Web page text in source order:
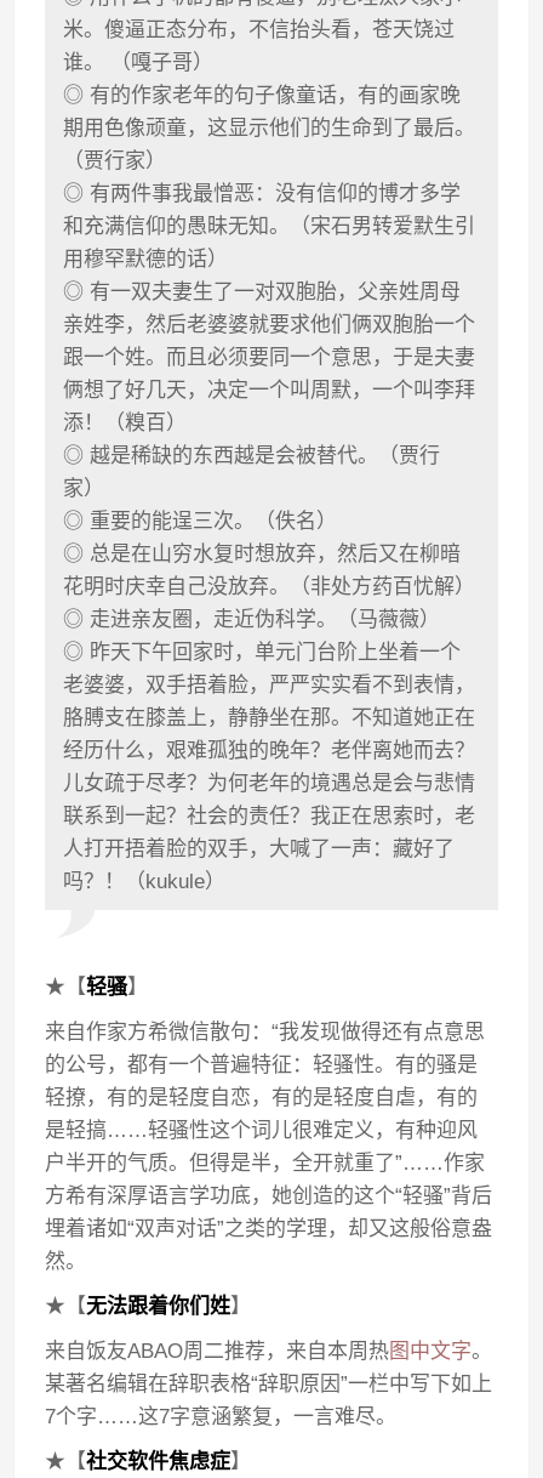
米。傻逼正态分布，不信抬头看，苍天饶过
谁。 （嘎子哥）
◎ 有的作家老年的句子像童话，有的画家晚
期用色像顽童，这显示他们的生命到了最后。
（贾行家）
◎ 有两件事我最憎恶：没有信仰的博才多学
和充满信仰的愚昧无知。（宋石男转爱默生引
用穆罕默德的话）
◎ 有一双夫妻生了一对双胞胎，父亲姓周母
亲姓李，然后老婆婆就要求他们俩双胞胎一个
跟一个姓。而且必须要同一个意思，于是夫妻
俩想了好几天，决定一个叫周默，一个叫李拜
添！（糗百）
◎ 越是稀缺的东西越是会被替代。（贾行
家）
◎ 重要的能逞三次。（佚名）
◎ 总是在山穷水复时想放弃，然后又在柳暗
花明时庆幸自己没放弃。（非处方药百忧解）
◎ 走进亲友圈，走近伪科学。（马薇薇）
◎ 昨天下午回家时，单元门台阶上坐着一个
老婆婆，双手捂着脸，严严实实看不到表情，
胳膊支在膝盖上，静静坐在那。不知道她正在
经历什么，艰难孤独的晚年？老伴离她而去？
儿女疏于尽孝？为何老年的境遇总是会与悲情
联系到一起？社会的责任？我正在思索时，老
人打开捂着脸的双手，大喊了一声：藏好了
吗？！（kukule）
★【轻骚】
来自作家方希微信散句：“我发现做得还有点意思
的公号，都有一个普遍特征：轻骚性。有的骚是
轻撩，有的是轻度自恋，有的是轻度自虐，有的
是轻搞……轻骚性这个词儿很难定义，有种迎风
户半开的气质。但得是半，全开就重了”……作家
方希有深厚语言学功底，她创造的这个“轻骚”背后
埋着诸如“双声对话”之类的学理，却又这般俗意盎
然。
★【无法跟着你们姓】
来自饭友ABAO周二推荐，来自本周热图中文字。
某著名编辑在辞职表格“辞职原因”一栏中写下如上
7个字……这7字意涵繁复，一言难尽。
★【社交软件焦虑症】